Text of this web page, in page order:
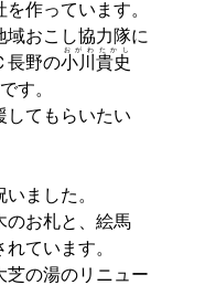
を作っています。
域おこし協力隊に
長野の小川
おがわ
貴史
たかし
す。
してもらいたい
ました。
のお札と、絵馬
ています。
芝の湯のリニュー